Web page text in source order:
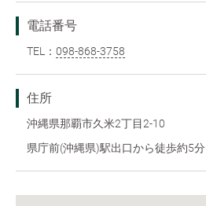
電話番号
TEL： 098-868-3758
住所
沖縄県那覇市久米2丁目2-10
県庁前(沖縄県)駅出口から徒歩約5分